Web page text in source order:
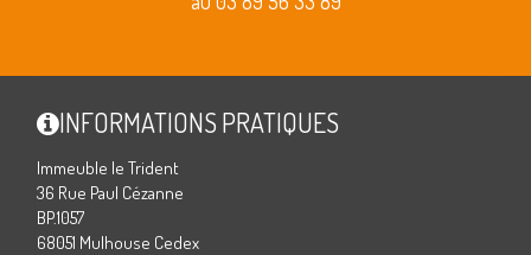
INFORMATIONS PRATIQUES
Immeuble le Trident
36 Rue Paul Cézanne
BP.1057
68051 Mulhouse Cedex